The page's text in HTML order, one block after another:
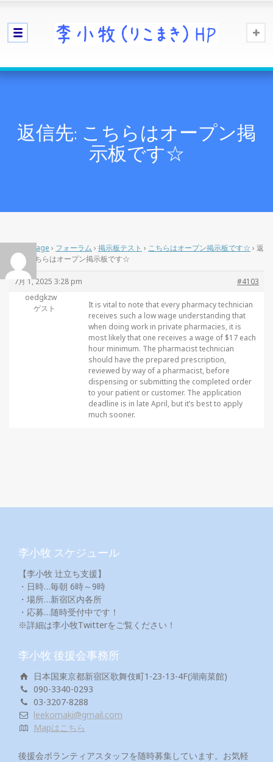
返信先: こちらはオープン掲
示板です☆
Home Page › フォーラム › 掲示板テスト › こちらはオープン掲示板です☆ › 返
信先: こちらはオープン掲示板です☆
7月 1, 2025 3:28 pm
#4103
oedgkzw
ゲスト
It is vital to note that every pharmacy technician
receives such a low wage understanding that
when doing work in private pharmacies, it is
most likely that one receives a wage of $17 each
hour minimum. The pharmacist technician
should have the prepared prescription,
reviewed by way of a pharmacist, before
dispensing or submitting the completed order
to your patient or customer. The application
deadline is in late April, but it’s best to apply
much sooner.
李小牧 スケジュール
【李小牧 辻立ち支援】
・日時…毎朝 6時～9時
・場所…新宿区内各所
・応募…随時受付中です！
※詳細は李小牧Twitterをご覧ください！
李小牧 後援会事務所
日本国東京都新宿区歌舞伎町1-23-13-4F(湖南菜館)
090-3340-0293
03-3207-8288
leekomaki@gmail.com
Mapはこちら
後援会ボランティアスタッフを随時募集しています。お気軽